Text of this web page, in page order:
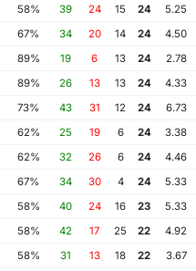
58% 39 24 15 24
5.25
67% 34 20 14 24
4.50
II
89% 19 6 13 24
2.78
89% 26 13 13 24
4.33
73% 43 31 12 24
6.73
62% 25 19 6 24
3.38
62% 32 26 6 24
4.46
67% 34 30 4 24
5.33
58% 40 24 16 23
5.33
58% 42 17 25 22
4.92
58% 31 13 18 22
3.67